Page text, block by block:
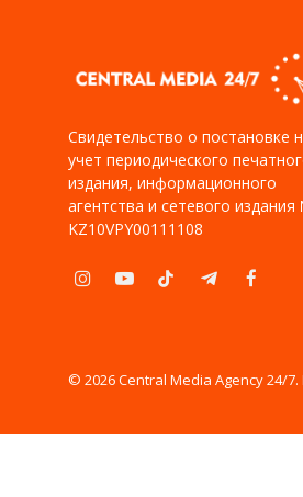
Свидетельство о постановке
учет периодического
издания, информационного
агентства и сетевого
KZ10VPY00111108
InstagramYouTubeTikTokTelegram
© 2026 Central Media Agency 24/